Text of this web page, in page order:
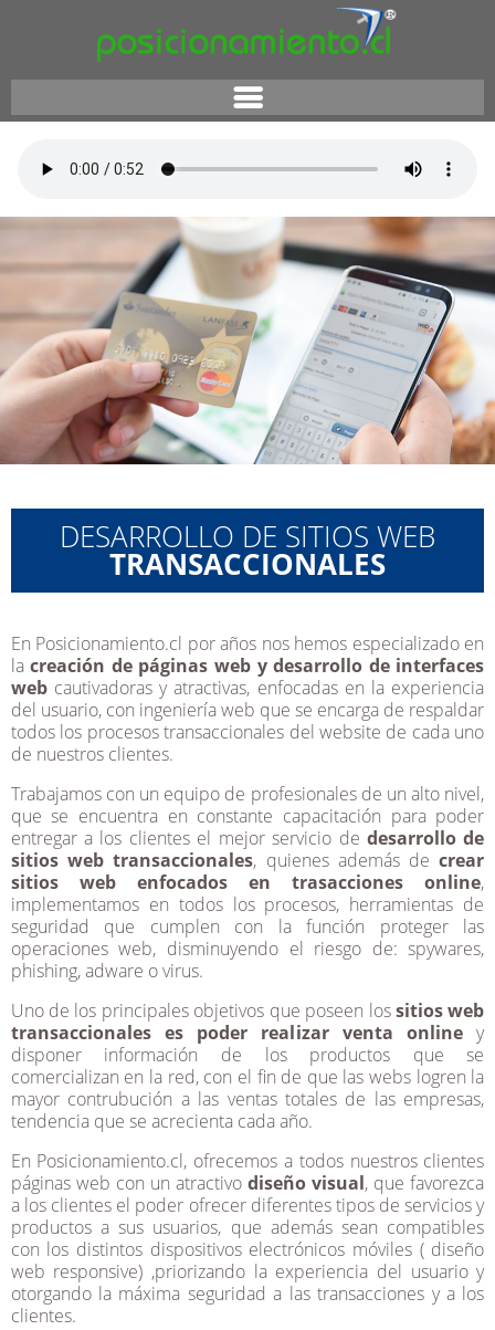
DESARROLLO DE SITIOS WEB
TRANSACCIONALES
En Posicionamiento.cl por años nos hemos especializado en
lacreación de páginas web y desarrollo de interfaces
webcautivadoras y atractivas, enfocadas en la experiencia
del usuario, con ingeniería web que se encarga de respaldar
todos los procesos transaccionales del website de cada uno
de nuestros clientes.
Trabajamos con un equipo de profesionales de un alto nivel,
que se encuentra en constante capacitación para poder
entregar a los clientes el mejor servicio de desarrollo de
sitios web transaccionales, quienes además decrear
sitios web enfocados en trasacciones online,
implementamos en todos los procesos, herramientas de
seguridad que cumplen con la función proteger las
operaciones web, disminuyendo el riesgo de: spywares,
phishing, adware o virus.
Uno de los principales objetivos que poseen lossitios web
transaccionales es poder realizar venta online y
disponer información de los productos que se
comercializan en la red, con el fin de que las webs logren la
mayor contrubución a las ventas totales de las empresas,
tendencia que se acrecienta cada año.
En Posicionamiento.cl, ofrecemos a todos nuestros clientes
páginas web con un atractivodiseño visual, que favorezca
a los clientes el poder ofrecer diferentes tipos de servicios y
productos a sus usuarios, que además sean compatibles
con los distintos dispositivos electrónicos móviles ( diseño
web responsive) ,priorizando la experiencia del usuario y
otorgando la máxima seguridad a las transacciones y a los
clientes.